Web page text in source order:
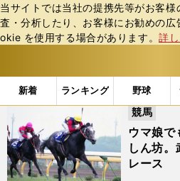
当サイトでは当社の提携先等がお客
査・分析したり、お客様にお勧めの
okie を使⽤する場合があります。詳
新着 ランキング 野球
b
ス
ル
テ
ィ
ー
「ジャパンカップ」の検索
ウマ娘で
しん坊。
レース
競馬